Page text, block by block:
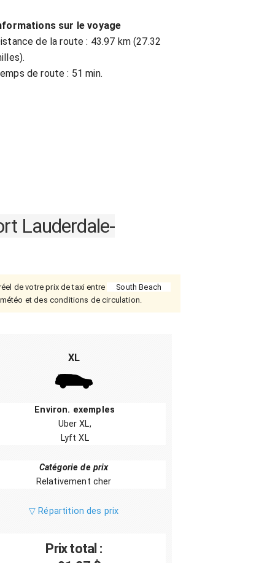
sur le voyage
de la route : 43.97 km (27.32
de route : 51 min.
Lauderdale-
de votre prix de taxi entre
South Beach
et des conditions de circulation.
XL
Environ. exemples
Uber XL,
Lyft XL
Catégorie de prix
Relativement cher
▽ Répartition des prix
Prix total :